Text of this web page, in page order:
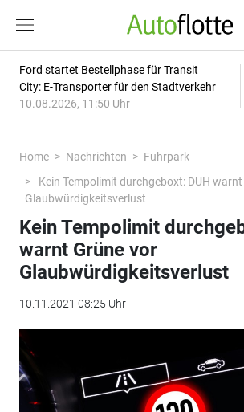
Ford startet Bestellphase für Transit
City: E-Transporter für den Stadtverkehr
10.08.2026, 11:50 Uhr
Home Nachrichten
Fuhrpark
Kein Tempolimit durchgeboxt: DUH
Glaubwürdigkeitsverlust
Kein Tempolimit
warnt Grüne vor
Glaubwürdigkeitsverlust
10.11.2021 08:25 Uhr